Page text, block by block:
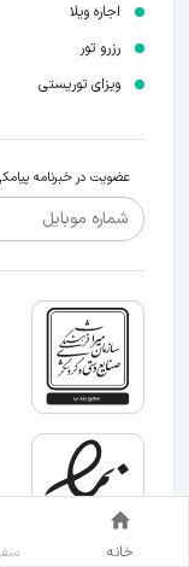
اجاره ویلا
رزرو تور
ویزای توریستی
عضویت در خبرنامه
شماره موبایل
خانه